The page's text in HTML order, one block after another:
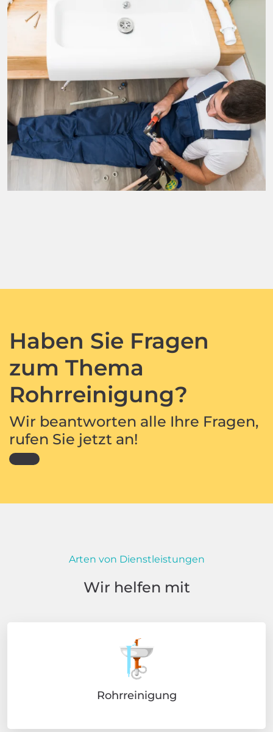
Haben Sie Fragen
zum Thema
Rohrreinigung?
Wir beantworten alle Ihre Fragen,
rufen Sie jetzt an!
Arten von Dienstleistungen
Wir helfen mit
Rohrreinigung